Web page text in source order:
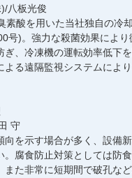
八板光俊
素酸を用いた当社独自の冷
号)。強力な殺菌効果によ
ぎ、冷凍機の運転効率低下
よる遠隔監視システムによ
守
向を示す場合が多く、設備
。腐食防止対策としては防
また非常に短期間で破孔な